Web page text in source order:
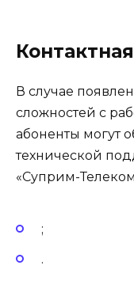
В случае
сложностей с
абоненты могут
технической
«Суприм-
;
.